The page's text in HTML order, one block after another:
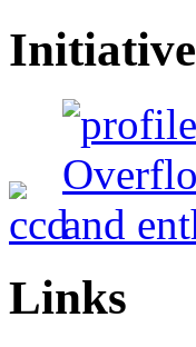
Initiative
Links